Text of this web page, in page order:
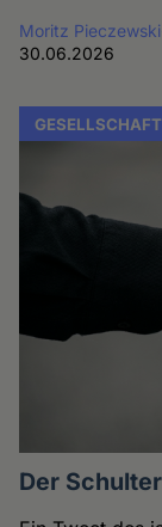
Moritz
30.06.2026
GESELLSCHAFT
Der